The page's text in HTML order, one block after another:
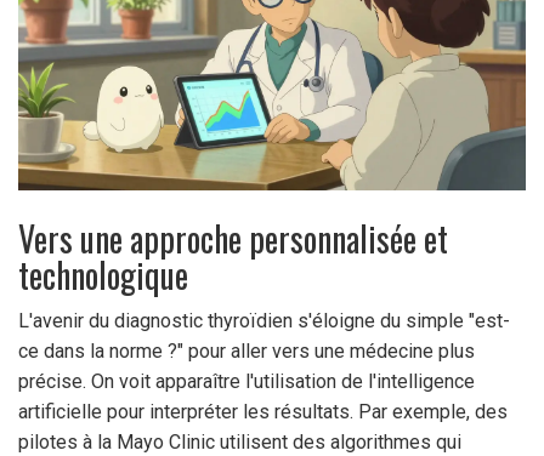
Vers une approche personnalisée et
technologique
L'avenir du diagnostic thyroïdien s'éloigne du simple "est-
ce dans la norme ?" pour aller vers une médecine plus
précise. On voit apparaître l'utilisation de l'intelligence
artificielle pour interpréter les résultats. Par exemple, des
pilotes à la Mayo Clinic utilisent des algorithmes qui